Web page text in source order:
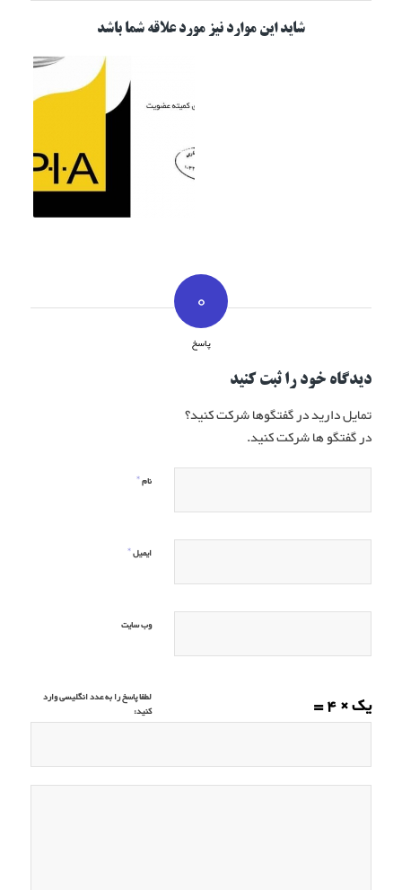
شاید این موارد نیز مورد علاقه شما باشد
0
پاسخ
دیدگاه خود را ثبت کنید
تمایل دارید در گفتگوها شرکت کنید؟
در گفتگو ها شرکت کنید.
نام*
ایمیل*
وب‌ سایت
لطفا پاسخ را به عدد انگلیسی وارد
کنید:
یک × 4 =